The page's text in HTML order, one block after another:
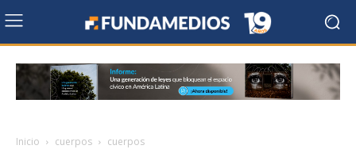
Inicio cuerpos cuerpos